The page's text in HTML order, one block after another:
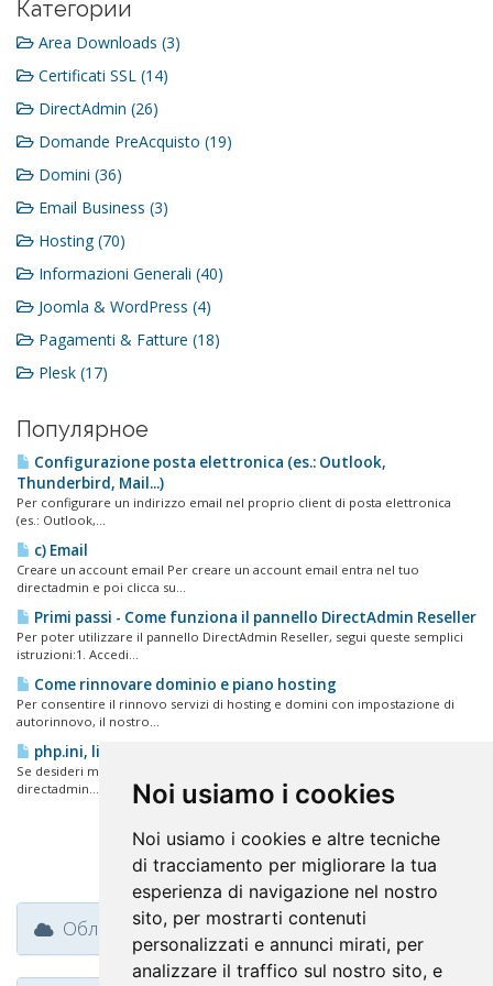
Noi usiamo i cookies
Noi usiamo i cookies e altre tecniche
di tracciamento per migliorare la tua
esperienza di navigazione nel nostro
sito, per mostrarti contenuti
personalizzati e annunci mirati, per
analizzare il traffico sul nostro sito, e
Категории
Area Downloads (3)
Certificati SSL (14)
DirectAdmin (26)
Domande PreAcquisto (19)
Domini (36)
Email Business (3)
Hosting (70)
Informazioni Generali (40)
Joomla & WordPress (4)
Pagamenti & Fatture (18)
Plesk (17)
Популярное
Configurazione posta elettronica (es.: Outlook,
Thunderbird, Mail...)
Per configurare un indirizzo email nel proprio client di posta elettronica
(es.: Outlook,...
c) Email
Creare un account email Per creare un account email entra nel tuo
directadmin e poi clicca su...
Primi passi - Come funziona il pannello DirectAdmin Reseller
Per poter utilizzare il pannello DirectAdmin Reseller, segui queste semplici
istruzioni:1. Accedi...
Come rinnovare dominio e piano hosting
Per consentire il rinnovo servizi di hosting e domini con impostazione di
autorinnovo, il nostro...
php.ini, limiti risorse processo php
Se desideri modificare le impostazioni PHP del tuo account devi: Accedere a
directadmin...
Облако меток